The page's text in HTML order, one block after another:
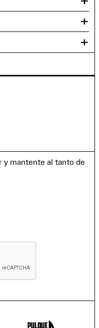
+
+
y mantente al tanto de